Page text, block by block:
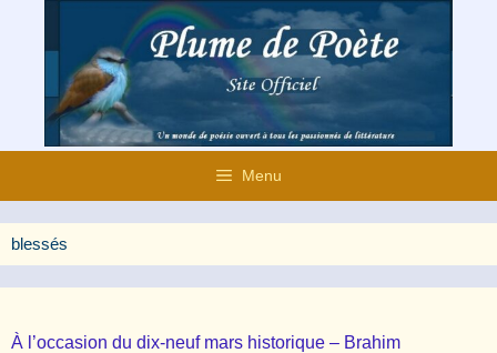
contenu
Menu
blessés
À l’occasion du dix-neuf mars historique – Brahim